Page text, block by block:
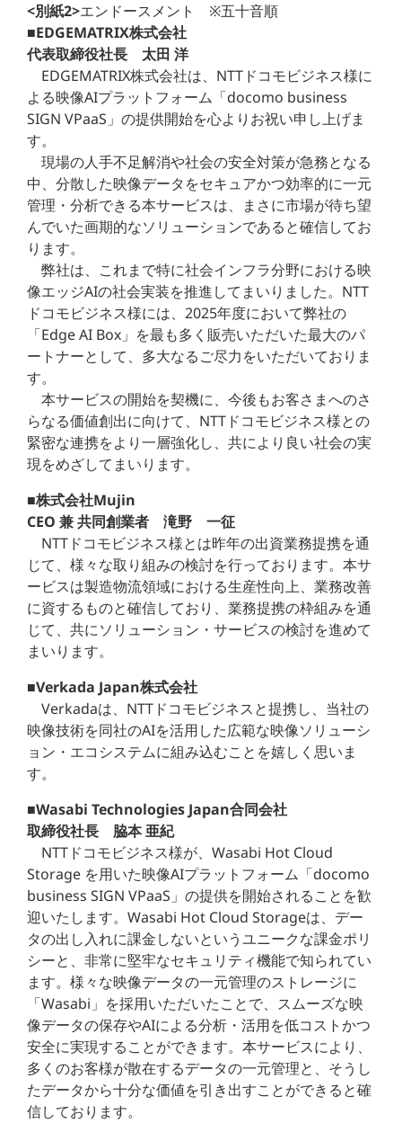
<別紙2>エンドースメント ※五十音順
■EDGEMATRIX株式会社
代表取締役社長 太田 洋
EDGEMATRIX株式会社は、NTTドコモビジネス様に
よる映像AIプラットフォーム「docomo business
SIGN VPaaS」の提供開始を心よりお祝い申し上げま
す。
現場の人手不足解消や社会の安全対策が急務となる
中、分散した映像データをセキュアかつ効率的に一元
管理・分析できる本サービスは、まさに市場が待ち望
んでいた画期的なソリューションであると確信してお
ります。
弊社は、これまで特に社会インフラ分野における映
像エッジAIの社会実装を推進してまいりました。NTT
ドコモビジネス様には、2025年度において弊社の
「Edge AI Box」を最も多く販売いただいた最大のパ
ートナーとして、多大なるご尽力をいただいておりま
す。
本サービスの開始を契機に、今後もお客さまへのさ
らなる価値創出に向けて、NTTドコモビジネス様との
緊密な連携をより一層強化し、共により良い社会の実
現をめざしてまいります。
■株式会社Mujin
CEO 兼 共同創業者 滝野 一征
NTTドコモビジネス様とは昨年の出資業務提携を通
じて、様々な取り組みの検討を行っております。本サ
ービスは製造物流領域における生産性向上、業務改善
に資するものと確信しており、業務提携の枠組みを通
じて、共にソリューション・サービスの検討を進めて
まいります。
■Verkada Japan株式会社
Verkadaは、NTTドコモビジネスと提携し、当社の
映像技術を同社のAIを活用した広範な映像ソリューシ
ョン・エコシステムに組み込むことを嬉しく思いま
す。
■Wasabi Technologies Japan合同会社
取締役社長 脇本 亜紀
NTTドコモビジネス様が、Wasabi Hot Cloud
Storage を用いた映像AIプラットフォーム「docomo
business SIGN VPaaS」の提供を開始されることを歓
迎いたします。Wasabi Hot Cloud Storageは、デー
タの出し入れに課金しないというユニークな課金ポリ
シーと、非常に堅牢なセキュリティ機能で知られてい
ます。様々な映像データの一元管理のストレージに
「Wasabi」を採用いただいたことで、スムーズな映
像データの保存やAIによる分析・活用を低コストかつ
安全に実現することができます。本サービスにより、
多くのお客様が散在するデータの一元管理と、そうし
たデータから十分な価値を引き出すことができると確
信しております。